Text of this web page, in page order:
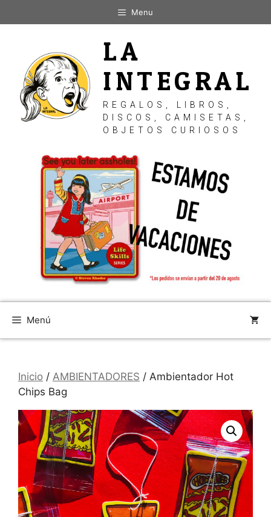
al
Menu
LA
INTEGRAL
REGALOS, LIBROS,
DISCOS, CAMISETAS,
OBJETOS CURIOSOS
Menú
Inicio / AMBIENTADORES / Ambientador Hot
Chips Bag